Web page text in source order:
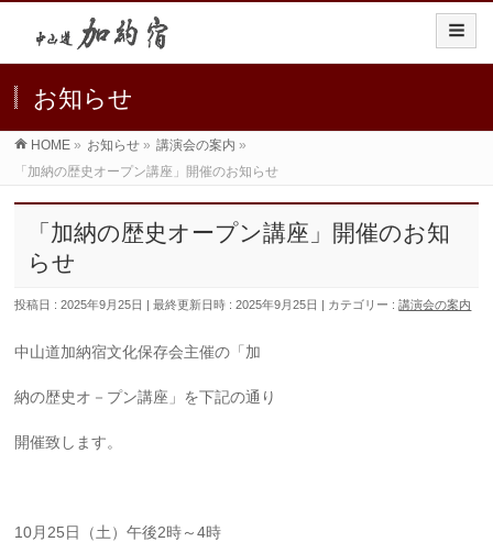
お知らせ
HOME » お知らせ » 講演会の案内 »
「加納の歴史オープン講座」開催のお知らせ
「加納の歴史オープン講座」開催のお知
らせ
投稿日 : 2025年9月25日 最終更新日時 : 2025年9月25日 カテゴリー :講演会の案内
中山道加納宿文化保存会主催の「加
納の歴史オ－プン講座」を下記の通り
開催致します。
10月25日（土）午後2時～4時